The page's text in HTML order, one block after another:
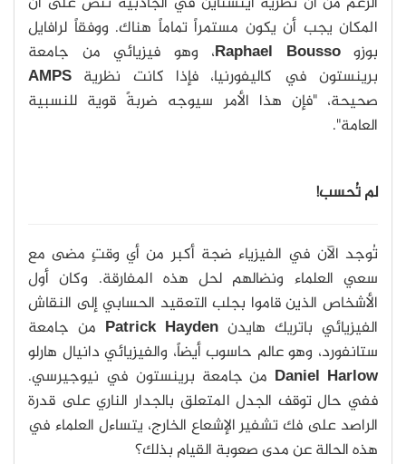
المكان يجب أن يكون مستمراً تماماً هناك. ووفقاً لرافايل
بوزوRaphael Bousso، وهو فيزيائي من جامعة
برينستون في كاليفورنيا، فإذا كانت نظرية AMPS
صحيحة، "فإن هذا الأمر سيوجه ضربةً قوية للنسبية
العامة".
لم تُحسب!
تُوجد الآن في الفيزياء ضجة أكبر من أي وقتٍ مضى مع
سعي العلماء ونضالهم لحل هذه المفارقة. وكان أول
الأشخاص الذين قاموا بجلب التعقيد الحسابي إلى النقاش
الفيزيائي باتريك هايدن Patrick Hayden من جامعة
ستانفورد، وهو عالم حاسوب أيضاً، والفيزيائي دانيال هارلو
Daniel Harlow من جامعة برينستون في نيوجيرسي.
ففي حال توقف الجدل المتعلق بالجدار الناري على قدرة
الراصد على فك تشفير الإشعاع الخارج، يتساءل العلماء في
هذه الحالة عن مدى صعوبة القيام بذلك؟